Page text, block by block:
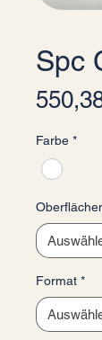
Spc
Farbe *
Format *